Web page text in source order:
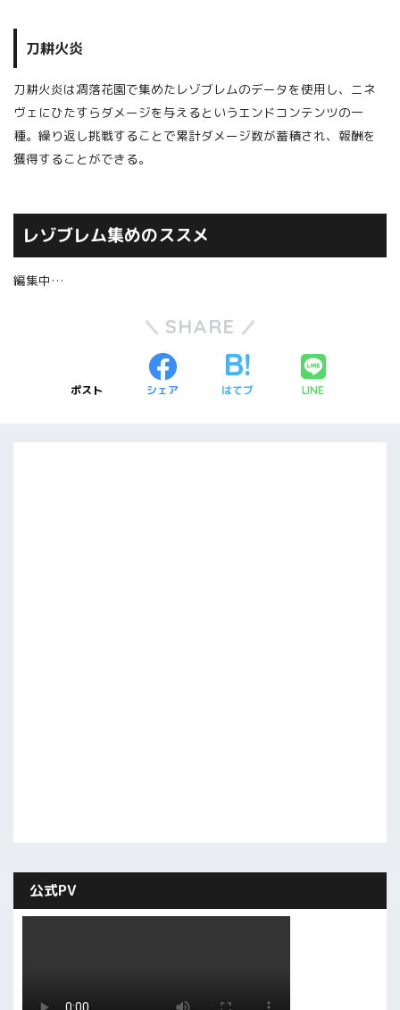
刀耕火炎
刀耕火炎は凋落花園で集めたレゾブレムのデータを使用し、ニネ
ヴェにひたすらダメージを与えるというエンドコンテンツの一
種。繰り返し挑戦することで累計ダメージ数が蓄積され、報酬を
獲得することができる。
レゾブレム集めのススメ
編集中…
SHARE
ポスト シェア はてブ LINE
公式PV